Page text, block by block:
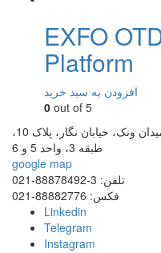
EXFO
Platform
افزودن به سبد خرید
0 out of 5
تهران، خیابان ولیعصر، بالاتر از میدان ونک، خیابان نگار، پلاک 10،
طبقه 3، واحد 5 و 6
google map
تلفن: 3-88878492-021
فکس: 88882776-021
Linkedin
Telegram
Instagram